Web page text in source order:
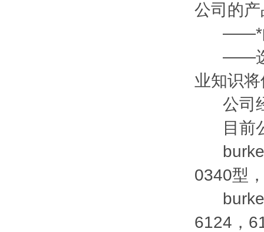
公司的
——*的
——选择
业知识
公司经
目前公
burkert
0340型
burkert
6124，